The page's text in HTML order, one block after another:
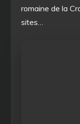
romaine de la
sites…